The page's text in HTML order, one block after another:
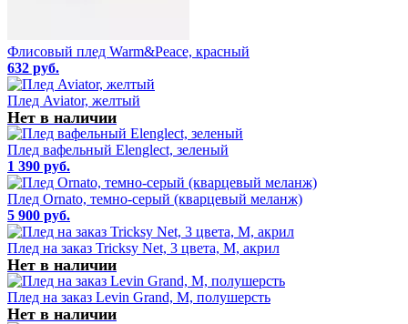
Флисовый плед Warm&Peace, красный
632 руб.
Плед Aviator, желтый
Нет в наличии
Плед вафельный Elenglect, зеленый
1 390 руб.
Плед Ornato, темно-серый (кварцевый меланж)
5 900 руб.
Плед на заказ Tricksy Net, 3 цвета, М, акрил
Нет в наличии
Плед на заказ Levin Grand, M, полушерсть
Нет в наличии